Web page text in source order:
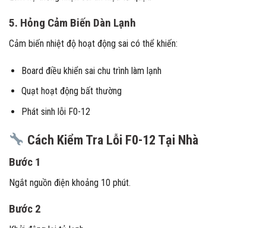
5. Hỏng Cảm Biến Dàn Lạnh
Cảm biến nhiệt độ hoạt động sai có thể khiến:
Board điều khiển sai chu trình làm lạnh
Quạt hoạt động bất thường
Phát sinh lỗi F0-12
Cách Kiểm Tra Lỗi F0-12 Tại Nhà
Bước 1
Ngắt nguồn điện khoảng 10 phút.
Bước 2